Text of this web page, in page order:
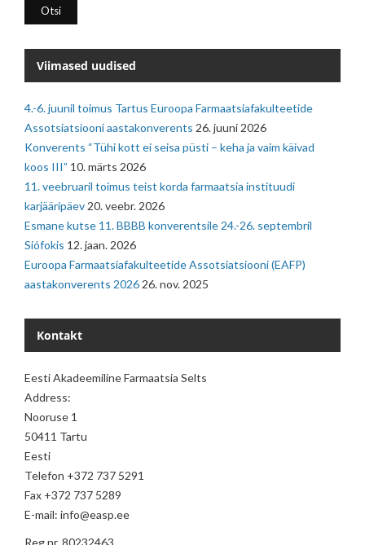
Viimased uudised
4.-6. juunil toimus Tartus Euroopa Farmaatsiafakulteetide
Assotsiatsiooni aastakonverents 26. juuni 2026
Konverents “Tühi kott ei seisa püsti – keha ja vaim käivad
koos III” 10. märts 2026
11. veebruaril toimus teist korda farmaatsia instituudi
karjääripäev 20. veebr. 2026
Esmane kutse 11. BBBB konverentsile 24.-26. septembril
Siófokis 12. jaan. 2026
Euroopa Farmaatsiafakulteetide Assotsiatsiooni (EAFP)
aastakonverents 2026 26. nov. 2025
Kontakt
Eesti Akadeemiline Farmaatsia Selts
Address:
Nooruse 1
50411 Tartu
Eesti
Telefon +372 737 5291
Fax +372 737 5289
E-mail: info@easp.ee
Reg nr. 80232463